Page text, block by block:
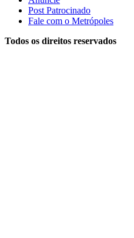
Post Patrocinado
Fale com o Metrópoles
Todos os direitos reservados